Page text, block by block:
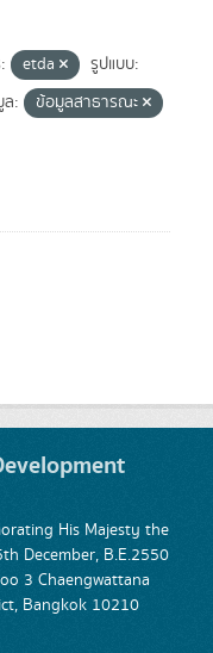
etda
รูปแบบ:
ล:
ข้อมูลสาธารณะ
His Majesty the
December, B.E.2550
3 Chaengwattana
Bangkok 10210